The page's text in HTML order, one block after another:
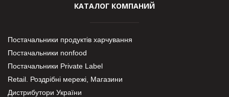
КАТАЛОГ КОМПАНИЙ
Постачальники продуктів харчування
Постачальники nonfood
Постачальники Private Label
Retail. Роздрібні мережі, Магазини
Дистрибутори України